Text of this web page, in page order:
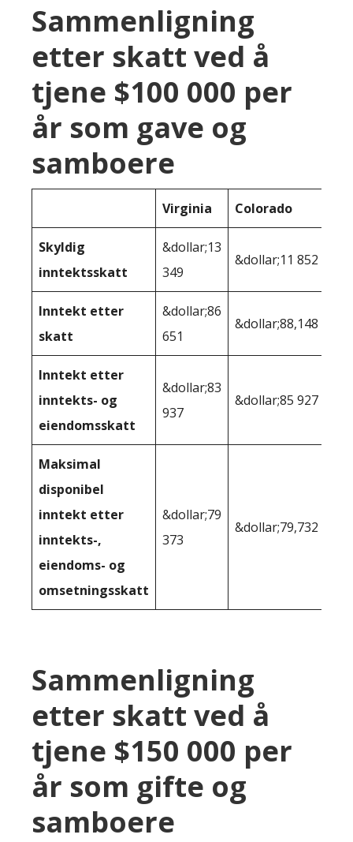
Sammenligning
etter skatt ved å
tjene $100 000 per
år som gave og
samboere
Virginia Colorado
Skyldig
inntektsskatt
&dollar;13
349
&dollar;11 852
Inntekt etter
skatt
&dollar;86
651
&dollar;88,148
Inntekt etter
inntekts- og
eiendomsskatt
&dollar;83
937
&dollar;85 927
Maksimal
disponibel
inntekt etter
inntekts-,
eiendoms- og
omsetningsskatt
&dollar;79
373
&dollar;79,732
Sammenligning
etter skatt ved å
tjene $150 000 per
år som gifte og
samboere